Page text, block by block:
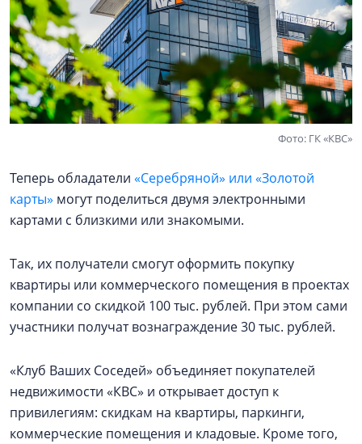
Фото: ГК «КВС»
Теперь обладатели «Серебряной» или «Золотой
карты» могут поделиться двумя электронными
картами с близкими или знакомыми.
Так, их получатели смогут оформить покупку
квартиры или коммерческого помещения в проектах
компании со скидкой 100 тыс. рублей. При этом сами
участники получат вознаграждение 30 тыс. рублей.
«Клуб Ваших Соседей» объединяет покупателей
недвижимости «КВС» и открывает доступ к
привилегиям: скидкам на квартиры, паркинги,
коммерческие помещения и кладовые. Кроме того,